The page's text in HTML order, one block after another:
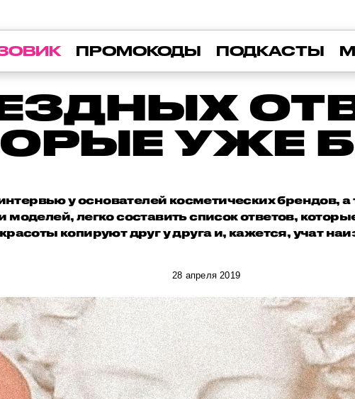
ПРОМОКОДЫ ПОДКАСТЫ
УЖЕ
у основателей косметических брендов, а
моделей, легко составить список ответов,
красоты копируют друг у друга и, кажется, учат
28 апреля 2019